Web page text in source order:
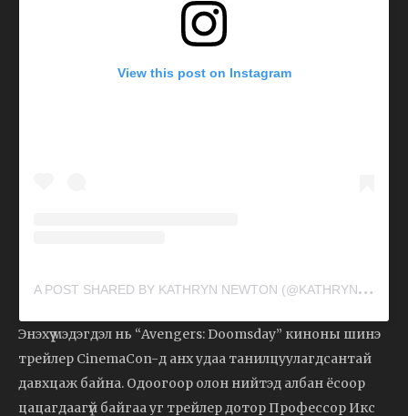
View this post on Instagram
A
POST SHARED BY KATHRYN NEWTON (@KATHRYNNEWTON)
Энэхүү мэдэгдэл нь “Avengers: Doomsday” киноны шинэ
трейлер CinemaCon-д анх удаа танилцуулагдсантай
давхцаж байна. Одоогоор олон нийтэд албан ёсоор
цацагдаагүй байгаа уг трейлер дотор Профессор Икс